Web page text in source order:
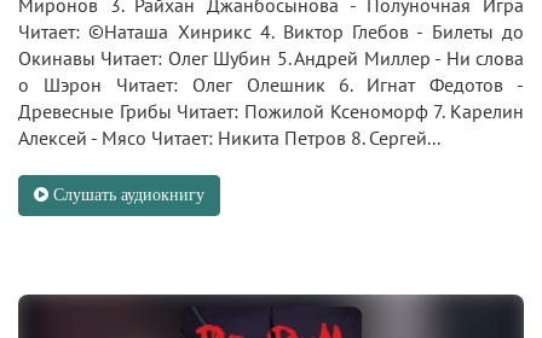
Миронов 3. Райхан Джанбосынова - Полуночная Игра
Читает: ©Наташа Хинрикс 4. Виктор Глебов - Билеты до
Окинавы Читает: Олег Шубин 5. Андрей Миллер - Ни слова
о Шэрон Читает: Олег Олешник 6. Игнат Федотов -
Древесные Грибы Читает: Пожилой Ксеноморф 7. Карелин
Алексей - Мясо Читает: Никита Петров 8. Сергей...
Слушать аудиокнигу